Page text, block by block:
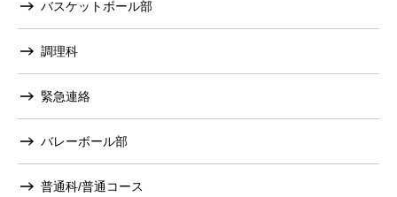
バスケットボール部
調理科
緊急連絡
バレーボール部
普通科/普通コース